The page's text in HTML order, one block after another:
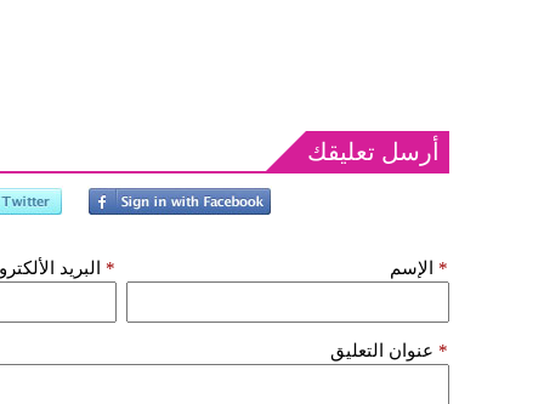
أرسل تعليقك
الإسم * البريد *
عنوان التعليق *